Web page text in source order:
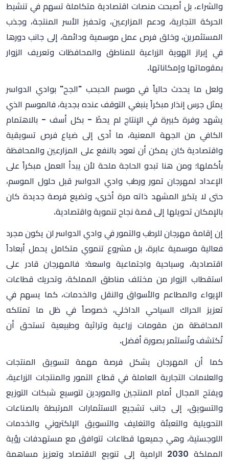
والشراء، بل أصبحت منصات اقتصادية متكاملة تسهم في تنشيط
الحركة التجارية، ودعم المزارعين، وتحفيز الأسر المنتجة، وجذب
المستثمرين، وخلق فرص عمل موسمية ودائمة، إلى جانب دورها
في إبراز الهوية الزراعية للمناطق والمحافظات وتعريف الزوار
بمقوماتها وإمكاناتها.
ولعل ما يحدث حالياً في موسم الحبحب "الجح" بوادي الدواسر
يمثل جرس إنذار مبكراً ينبغي التوقف عنده بجدية، فالموسم الذي
يشهد وفرة كبيرة في الإنتاج لم يحظَ - بكل أسف - بالاهتمام
الكافي من الجهة المعنية، ما أدى إلى ضياع فرص تسويقية
واقتصادية كان يمكن أن تعود بالنفع على المزارعين والمحافظة
بأكملها؛ ومن هنا تبدو الحاجة ملحة لأن يبدأ العمل مبكراً على
الإعداد لمهرجان تمور ورطب وادي الدواسر قبل حلول الموسم،
حتى لا يتكرر المشهد ذاته مرة أخرى، وتضيع فرصة جديدة كان
بالإمكان تحويلها إلى قصة نجاح تنموية واقتصادية.
إن إقامة مهرجان للرطب والتمور في وادي الدواسر لن يكون مجرد
فعالية موسمية عابرة، بل مشروع تنموي متكامل يحمل أبعاداً
اقتصادية، وسياحية واجتماعية واسعة؛ فالمهرجان قادر على
استقطاب الزوار من مختلف مناطق المملكة، وتحريك قطاعات
الإيواء والمطاعم والأسواق والنقل والخدمات، كما يسهم في
تعزيز الحراك السياحي الداخلي، خصوصاً في ظل ما تمتلكه
المحافظة من مقومات زراعية وتراثية وطبيعية تستحق أن
تُكتشف وتُستثمر بصورة أفضل.
كما أن المهرجان يشكل فرصة مهمة لتسويق المنتجات
والعلامات التجارية العاملة في قطاع التمور والمنتجات الزراعية،
ويفتح المجال أمام المنتجين والموردين لتوسيع شبكات التوزيع
والتسويق، إلى جانب تشجيع الاستثمارات المرتبطة بالصناعات
التحويلية والتعبئة والتغليف والتسويق الإلكتروني والخدمات
اللوجستية، وهي جميعها قطاعات تتوافق مع مستهدفات رؤية
المملكة 2030 الرامية إلى تنويع الاقتصاد وتعزيز مساهمة